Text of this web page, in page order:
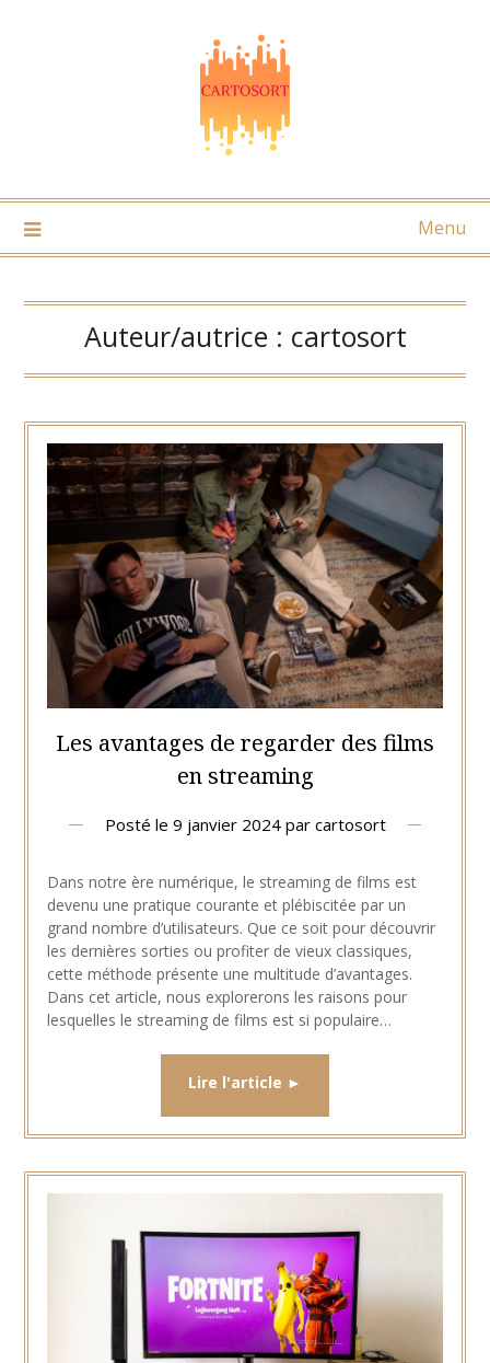
Menu
Auteur/autrice : cartosort
Les avantages de regarder des films
en streaming
Posté le 9 janvier 2024par cartosort
Dans notre ère numérique, le streaming de films est
devenu une pratique courante et plébiscitée par un
grand nombre d’utilisateurs. Que ce soit pour découvrir
les dernières sorties ou profiter de vieux classiques,
cette méthode présente une multitude d’avantages.
Dans cet article, nous explorerons les raisons pour
lesquelles le streaming de films est si populaire…